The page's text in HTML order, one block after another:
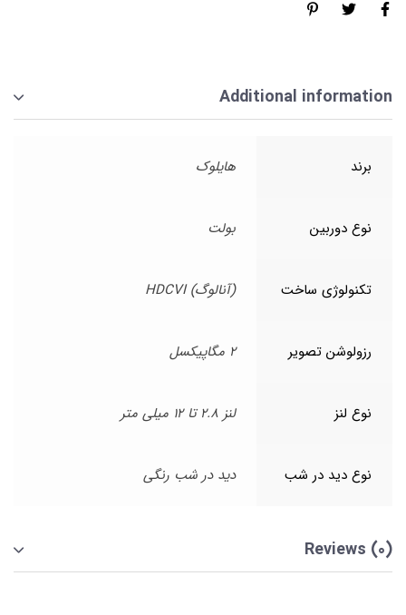
Additional information
برند هایلوک
نوع دوربین بولت
تکنولوژی ساخت (آنالوگ) HDCVI
رزولوشن تصویر 2 مگاپیکسل
نوع لنز لنز 2.8 تا 12 میلی متر
نوع دید در شب دید در شب رنگی
Reviews (0)